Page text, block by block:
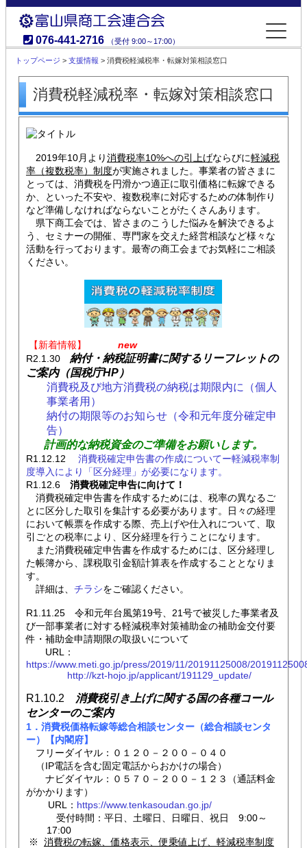
富山県商工会連合会
076-441-2716 （受付 9:00～17:00）
トップページ > 支援情報 > 消費税軽減税率・転嫁対策相談窓口
消費税軽減税率・転嫁対策相談窓口
2019年10月 より消費税率10%への引上げならびに軽減税
率（複数税率）制度が実施されました。事業者の皆さまに
とっては、消費税を円滑かつ適正に取引価格に転嫁できる
か、といった不安や、複数税率に対応するための体制作り
など準備しなければならないことがたくさんあります。
県下商工会では、皆さまのこうした悩みを解決できるよ
う、セミナーの開催、専門家を交えた経営相談など様々な
活動を行っております。最寄の商工会までお気軽にご相談
ください。
【新着情報】
new
R2.1.30 納付・納税証明書に関するリーフレットの
ご案内（国税庁HP）
消費税及び地方消費税の納税は期限内に（個人
事業者用）
納付の期限等のお知らせ（令和元年度分確定申
告）
計画的な納税資金のご準備をお願いします。
R1.12.12 消費税確定申告書の作成についてー軽減税率制
度導入により「区分経理」が必要になります。
R1.12.6 消費税確定申告に向けて！
消費税確定申告書を作成するためには、税率の異なるご
とに区分した取引を集計する必要があります。日々の経理
において帳票を作成する際、売上げや仕入れについて、取
引ごとの税率により、区分経理を行うことになります。
また消費税確定申告書を作成するためには、区分経理し
た帳簿から、課税取引金額計算表を作成することとなりま
す。
詳細は、 チラシをご確認ください。
R1.11.25 令和元年台風第19号、21号で被災した事業者及
び一部事業者に対する軽減税率対策補助金の補助金交付要
件・補助金申請期限の取扱いについて
URL：
https://www.meti.go.jp/press/2019/11/20191125008/
http://kzt-hojo.jp/applicant/191129_update/
R1.10.2
消費税引き上げに関する国の各種コール
センターのご案内
1．消費税価格転嫁等総合相談センター（総合相談センタ
ー）【内閣府】
フリーダイヤル：０１２０－２００－０４０
（IP電話を含む固定電話からおかけの場合）
ナビダイヤル：０５７０－２００－１２３（通話料金
がかかります）
URL： https://www.tenkasoudan.go.jp/
受付時間：平日、土曜日、日曜日、祝日 9:00～
17:00
※ 消費税の転嫁、価格表示、便乗値上げ、軽減税率制度